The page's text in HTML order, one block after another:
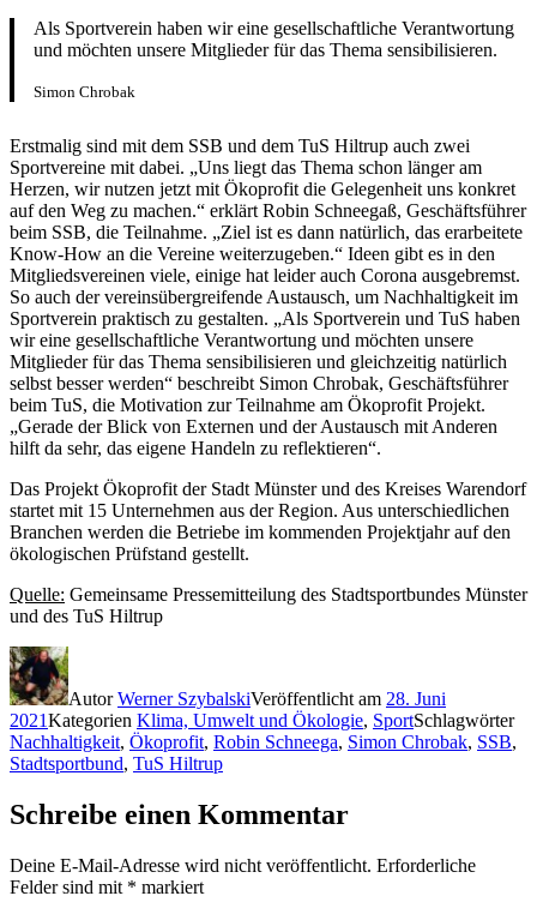
Als Sportverein haben wir eine gesellschaftliche Verantwortung
und möchten unsere Mitglieder für das Thema sensibilisieren.
Simon Chrobak
Erstmalig sind mit dem SSB und dem TuS Hiltrup auch zwei
Sportvereine mit dabei. „Uns liegt das Thema schon länger am
Herzen, wir nutzen jetzt mit Ökoprofit die Gelegenheit uns konkret
auf den Weg zu machen.“ erklärt Robin Schneegaß, Geschäftsführer
beim SSB, die Teilnahme. „Ziel ist es dann natürlich, das erarbeitete
Know-How an die Vereine weiterzugeben.“ Ideen gibt es in den
Mitgliedsvereinen viele, einige hat leider auch Corona ausgebremst.
So auch der vereinsübergreifende Austausch, um Nachhaltigkeit im
Sportverein praktisch zu gestalten. „Als Sportverein und TuS haben
wir eine gesellschaftliche Verantwortung und möchten unsere
Mitglieder für das Thema sensibilisieren und gleichzeitig natürlich
selbst besser werden“ beschreibt Simon Chrobak, Geschäftsführer
beim TuS, die Motivation zur Teilnahme am Ökoprofit Projekt.
„Gerade der Blick von Externen und der Austausch mit Anderen
hilft da sehr, das eigene Handeln zu reflektieren“.
Das Projekt Ökoprofit der Stadt Münster und des Kreises Warendorf
startet mit 15 Unternehmen aus der Region. Aus unterschiedlichen
Branchen werden die Betriebe im kommenden Projektjahr auf den
ökologischen Prüfstand gestellt.
Quelle: Gemeinsame Pressemitteilung des Stadtsportbundes Münster
und des TuS Hiltrup
AutorWerner SzybalskiVeröffentlicht am 28. Juni
2021Kategorien Klima, Umwelt und Ökologie, SportSchlagwörter
Nachhaltigkeit, Ökoprofit, Robin Schneega, Simon Chrobak, SSB,
Stadtsportbund, TuS Hiltrup
Schreibe einen Kommentar
Deine E-Mail-Adresse wird nicht veröffentlicht. Erforderliche
Felder sind mit * markiert